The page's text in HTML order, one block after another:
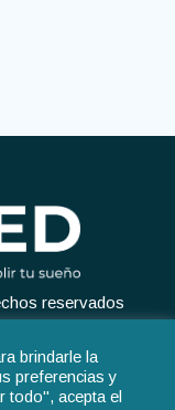
reservados
brindarle la
preferencias y
todo", acepta el